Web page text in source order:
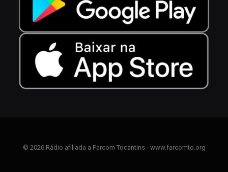
© 2026 Rádio afiliada a Farcom Tocantins - www.farcomto.org